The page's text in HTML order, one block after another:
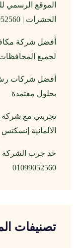
الموقع الرسمي
الحشرات | 01099052560
لجميع
بحلول معتمدة
الألمانية إنسكتس
حد جرب الشركة
01099052560
تصنيفات